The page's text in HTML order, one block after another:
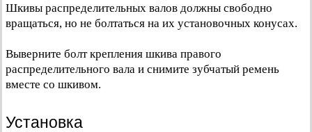
Шкивы распределительных валов должны свободно
вращаться, но не болтаться на их установочных конусах.
Выверните болт крепления шкива правого
распределительного вала и снимите зубчатый ремень
вместе со шкивом.
Установка